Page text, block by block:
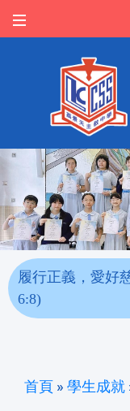
履行正義，愛好
6:8)
首頁 » 學生成就